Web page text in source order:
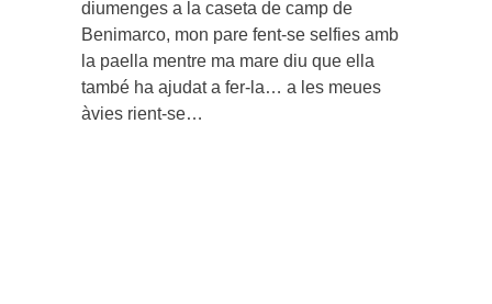
diumenges a la caseta de camp de
Benimarco, mon pare fent-se selfies amb
la paella mentre ma mare diu que ella
també ha ajudat a fer-la… a les meues
àvies rient-se…